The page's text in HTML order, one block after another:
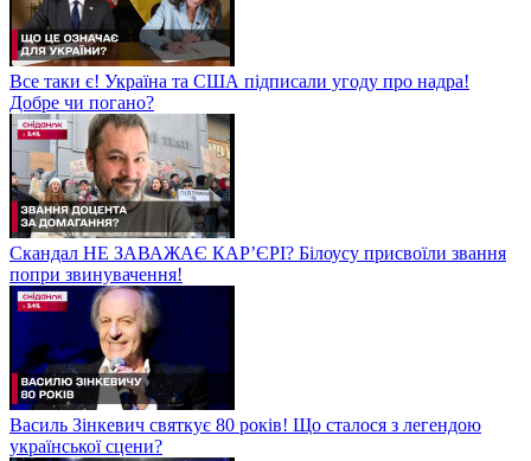
Все таки є! Україна та США підписали угоду про надра!
Добре чи погано?
Скандал НЕ ЗАВАЖАЄ КАР’ЄРІ? Білоусу присвоїли звання
попри звинувачення!
Василь Зінкевич святкує 80 років! Що сталося з легендою
української сцени?